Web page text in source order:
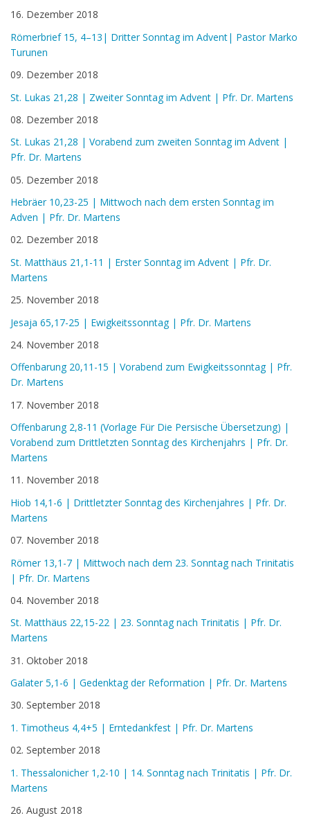
16. Dezember 2018
Römerbrief 15, 4–13| Dritter Sonntag im Advent| Pastor Marko
Turunen
09. Dezember 2018
St. Lukas 21,28 | Zweiter Sonntag im Advent | Pfr. Dr. Martens
08. Dezember 2018
St. Lukas 21,28 | Vorabend zum zweiten Sonntag im Advent |
Pfr. Dr. Martens
05. Dezember 2018
Hebräer 10,23-25 | Mittwoch nach dem ersten Sonntag im
Adven | Pfr. Dr. Martens
02. Dezember 2018
St. Matthäus 21,1-11 | Erster Sonntag im Advent | Pfr. Dr.
Martens
25. November 2018
Jesaja 65,17-25 | Ewigkeitssonntag | Pfr. Dr. Martens
24. November 2018
Offenbarung 20,11-15 | Vorabend zum Ewigkeitssonntag | Pfr.
Dr. Martens
17. November 2018
Offenbarung 2,8-11 (Vorlage Für Die Persische Übersetzung) |
Vorabend zum Drittletzten Sonntag des Kirchenjahrs | Pfr. Dr.
Martens
11. November 2018
Hiob 14,1-6 | Drittletzter Sonntag des Kirchenjahres | Pfr. Dr.
Martens
07. November 2018
Römer 13,1-7 | Mittwoch nach dem 23. Sonntag nach Trinitatis
| Pfr. Dr. Martens
04. November 2018
St. Matthäus 22,15-22 | 23. Sonntag nach Trinitatis | Pfr. Dr.
Martens
31. Oktober 2018
Galater 5,1-6 | Gedenktag der Reformation | Pfr. Dr. Martens
30. September 2018
1. Timotheus 4,4+5 | Erntedankfest | Pfr. Dr. Martens
02. September 2018
1. Thessalonicher 1,2-10 | 14. Sonntag nach Trinitatis | Pfr. Dr.
Martens
26. August 2018